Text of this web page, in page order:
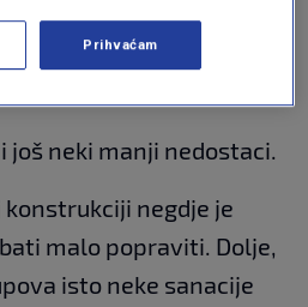
Budimir, minimalno
biti zatvaranja
još neki manji nedostaci.
negdje je
malo popraviti. Dolje,
isto neke sanacije
Prihvaćam